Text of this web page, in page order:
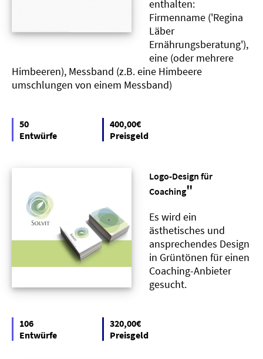
enthalten:
Firmenname ('Regina
Läber
Ernährungsberatung'),
eine (oder mehrere
Himbeeren), Messband (z.B. eine Himbeere
umschlungen von einem Messband)
50
Entwürfe
400,00€
Preisgeld
Logo-Design für
Coaching"
Es wird ein
ästhetisches und
ansprechendes Design
in Grüntönen für einen
Coaching-Anbieter
gesucht.
106
Entwürfe
320,00€
Preisgeld